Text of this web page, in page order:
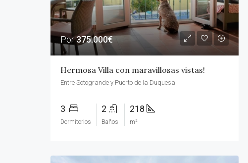
Por375.000€
Hermosa Villa con maravillosas vistas!
Entre Sotogrande y Puerto de la Duquesa
3
Dormitorios
2
Baños
218
m²